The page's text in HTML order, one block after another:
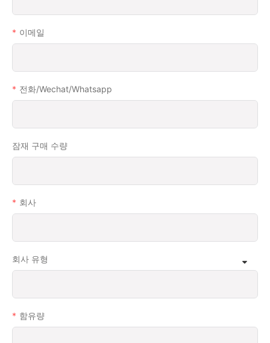
이메일
전화/wechat/whatsapp
잠재 구매 수량
회사
회사 유형
함유량